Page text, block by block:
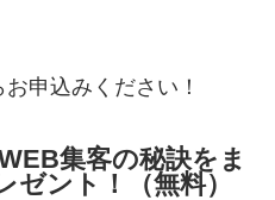
申込みください！
集客の秘訣をま
ゼント！（無料）